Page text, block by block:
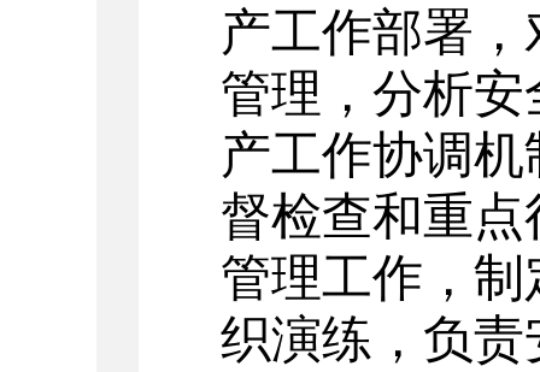
产工作部署
管理，分析
产工作协调
督检查和重
管理工作，
织演练，负